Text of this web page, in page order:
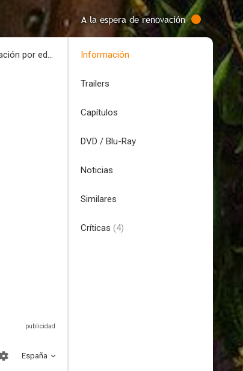
A la espera de renovación
Clasificación por edades
España
Información
Trailers
Capítulos
DVD / Blu-Ray
Noticias
Similares
Críticas (4)